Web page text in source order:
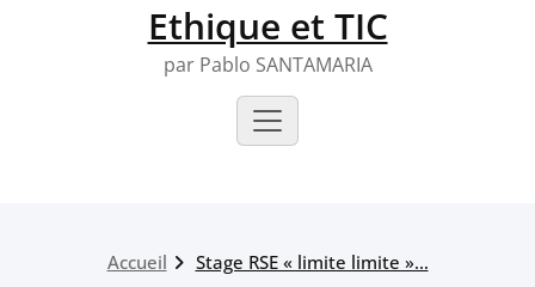
Ethique et TIC
par Pablo SANTAMARIA
Accueil Stage RSE « limite limite »…